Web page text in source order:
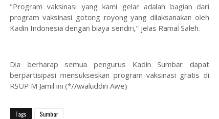
"Program vaksinasi yang kami gelar adalah bagian dari
program vaksinasi gotong royong yang dilaksanakan oleh
Kadin Indonesia dengan biaya sendiri," jelas Ramal Saleh.
Dia berharap semua pengurus Kadin Sumbar dapat
berpartisipasi mensukseskan program vaksinasi gratis di
RSUP M Jamil ini (*/Awaluddin Awe)
Tags Sumbar